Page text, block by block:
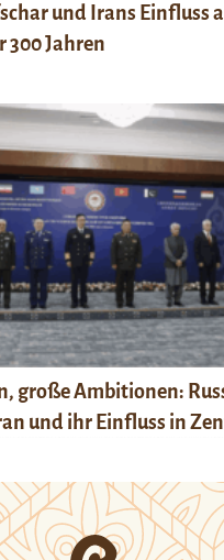
und Irans Einfluss
300 Jahren
große Ambitionen:
und ihr Einfluss in